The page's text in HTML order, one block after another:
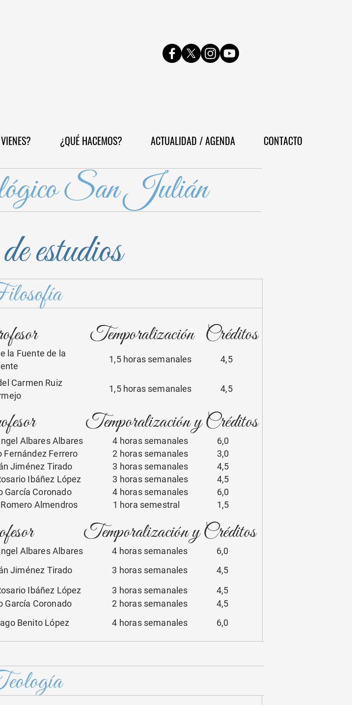
¿QUÉ HACEMOS? ACTUALIDAD / AGENDA CONTACTO
San Julián
estudios
la Fuente de la
Temporalización Créditos
1,5 horas semanales 4,5
Temporalización y Créditos
Albares Albares
4 horas semanales 6,0
Fernández Ferrero
2 horas semanales 3,0
Jiménez Tirado
3 horas semanales 4,5
Ibáñez López 3 horas semanales 4,5
Temporalización y Créditos
4 horas semanales 6,0
Albares Albares
Jiménez Tirado
García Coronado
Benito López
3 horas semanales 4,5
2 horas semanales 4,5
4 horas semanales 6,0
Carmen Ruiz
1,5 horas semanales 4,5
García Coronado
4 horas semanales 6,0
Almendros 1 hora semestral 1,5
Ibáñez López 3 horas semanales 4,5